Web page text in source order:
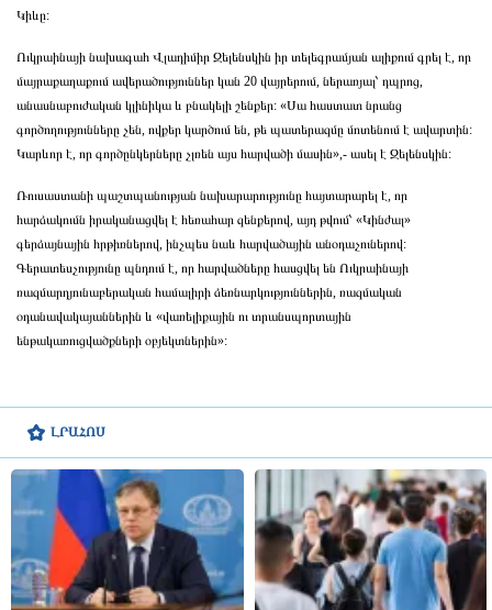
ԼՐԱՀՈՍ
Կիևը:
Ուկրաինայի նախագահ Վլադիմիր Զելենսկին իր տելեգրամյան ալիքում գրել է, որ
մայրաքաղաքում ավերածություններ կան 20 վայրերում, ներառյալ՝ դպրոց,
անասնաբուժական կլինիկա և բնակելի շենքեր: «Սա հաստատ նրանց
գործողությունները չեն, ովքեր կարծում են, թե պատերազմը մոտենում է ավարտին:
Կարևոր է, որ գործընկերները չլռեն այս հարվածի մասին»,- ասել է Զելենսկին:
Ռուսաստանի պաշտպանության նախարարությունը հայտարարել է, որ
հարձակումն իրականացվել է հեռահար զենքերով, այդ թվում՝ «Կինժալ»
գերձայնային հրթիռներով, ինչպես նաև հարվածային անօդաչուներով:
Գերատեսչությունը պնդում է, որ հարվածները հասցվել են Ուկրաինայի
ռազմարդյունաբերական համալիրի ձեռնարկություններին, ռազմական
օդանավակայաններին և «վառելիքային ու տրանսպորտային
ենթակառուցվածքների օբյեկտներին»: